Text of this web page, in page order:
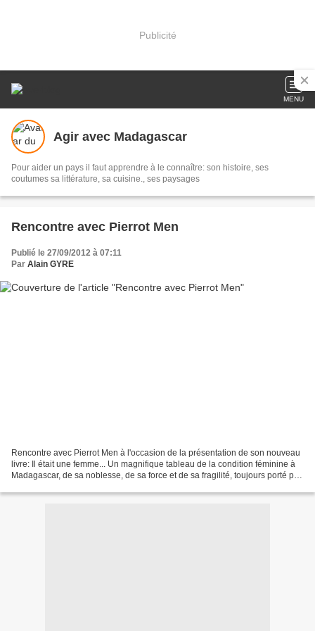
Publicité
MENU
Agir avec Madagascar
Pour aider un pays il faut apprendre à le connaître: son histoire, ses
coutumes sa littérature, sa cuisine., ses paysages
Rencontre avec Pierrot Men
Publié le 27/09/2012 à 07:11
Par Alain GYRE
Rencontre avec Pierrot Men à l'occasion de la présentation de son nouveau
livre: Il était une femme... Un magnifique tableau de la condition féminine à
Madagascar, de sa noblesse, de sa force et de sa fragilité, toujours porté par